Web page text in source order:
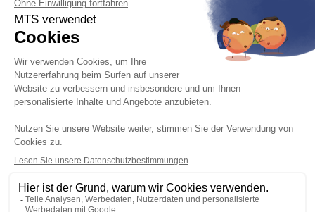
Deutsch
Impressum, Datenschutzrichtlinie, Cookie-Verwaltung
Allgemeine Geschäftsbedingungen
Karriere Technische Produktdaten
Kundendienst